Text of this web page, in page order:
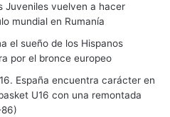
Juveniles vuelven a hacer
mundial en Rumanía
el sueño de los Hispanos
por el bronce europeo
España encuentra carácter en
U16 con una remontada